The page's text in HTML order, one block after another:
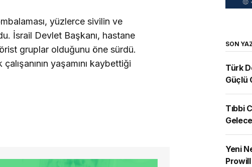
yüzlerce sivilin ve
İsrail Devlet Başkanı, hastane
gruplar olduğunu öne sürdü.
yaşamını kaybettiği
SON
Türk
Güçlü
Tıbbi
Yeni